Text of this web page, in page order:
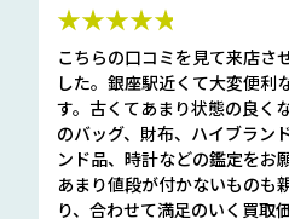
★★★★★
こちらの口コミを見て来店さ
した。銀座駅近くて大変便利
す。古くてあまり状態の良く
のバッグ、財布、ハイブラン
ンド品、時計などの鑑定をお
あまり値段が付かないものも
り、合わせて満足のいく買取